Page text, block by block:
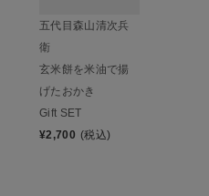
五代目森山清次兵
衛
玄米餅を米油で揚
げたおかき
Gift SET
¥2,700 (税込)